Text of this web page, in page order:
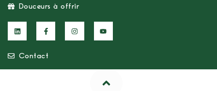
Douceurs à offrir
Contact